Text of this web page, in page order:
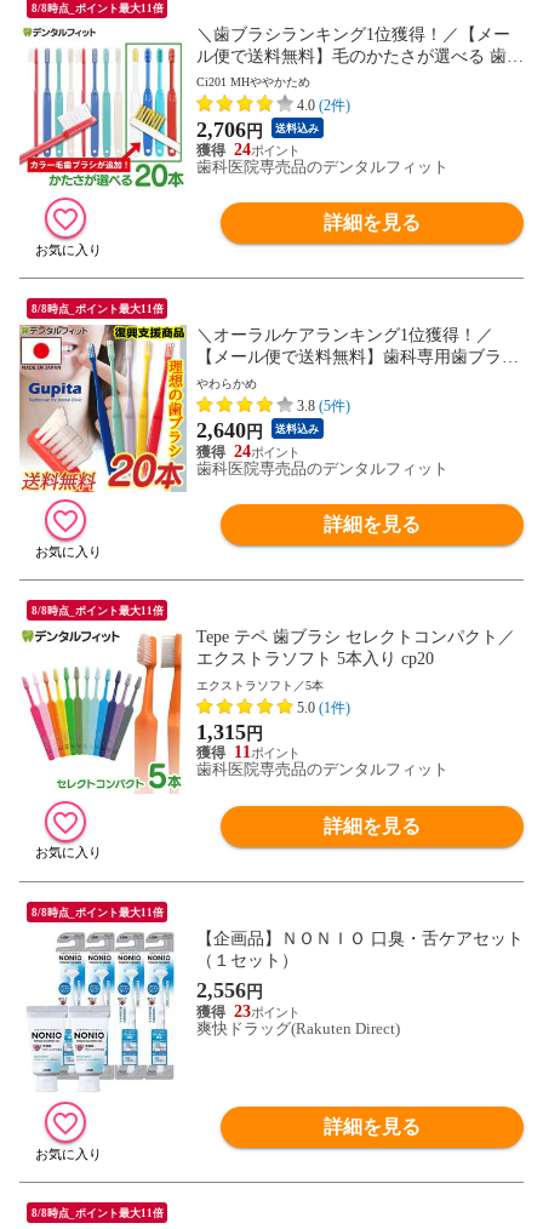
8/8時点_ポイント最大11倍
＼歯ブラシランキング1位獲得！／【メー
ル便で送料無料】毛のかたさが選べる 歯科
専売品歯ブラシ Ci200シリーズ (Ci201 MH
ややかため) 20本セット 【Ciメディカル 歯
ブラシ】(メール便2点迄)
Ci201 MHややかため
4.0 (2件)
2,706円 送料込み
24
歯科医院専売品のデンタルフィット
詳細を見る
8/8時点_ポイント最大11倍
＼オーラルケアランキング1位獲得！／
【メール便で送料無料】歯科専用歯ブラシ
Gupita グピタ (毛のかたさ：Sやわらかめ)
20本セット (メール便3点まで) ／ 理想の歯
ブラシ 全5色 個包装 ／ 復興支援商品 新生
活 set
やわらかめ
3.8 (5件)
2,640円 送料込み
24
歯科医院専売品のデンタルフィット
詳細を見る
8/8時点_ポイント最大11倍
Tepe テペ 歯ブラシ セレクトコンパクト／
エクストラソフト 5本入り cp20
エクストラソフト／5本
5.0 (1件)
1,315円
11
歯科医院専売品のデンタルフィット
詳細を見る
8/8時点_ポイント最大11倍
【企画品】ＮＯＮＩＯ 口臭・舌ケアセット
（１セット）
2,556円
23
爽快ドラッグ(Rakuten Direct)
詳細を見る
8/8時点_ポイント最大11倍